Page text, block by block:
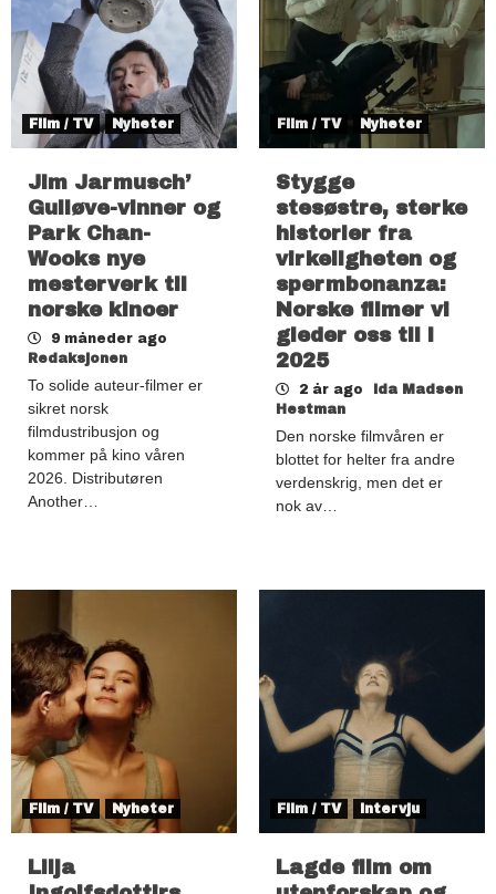
Film / TV Nyheter
Jim Jarmusch’
Gulløve-vinner og
Park Chan-
Wooks nye
mesterverk til
norske kinoer
9 måneder ago
Redaksjonen
To solide auteur-filmer er
sikret norsk
filmdustribusjon og
kommer på kino våren
2026. Distributøren
Another…
Film / TV Nyheter
Stygge
stesøstre, sterke
historier fra
virkeligheten og
spermbonanza:
Norske filmer vi
gleder oss til i
2025
2 år ago
Ida Madsen
Hestman
Den norske filmvåren er
blottet for helter fra andre
verdenskrig, men det er
nok av…
Film / TV Nyheter
Lilja
Film / TV Intervju
Lagde film om